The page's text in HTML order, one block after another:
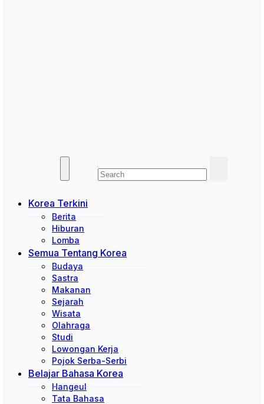
Korea Terkini
Berita
Hiburan
Lomba
Semua Tentang Korea
Budaya
Sastra
Makanan
Sejarah
Wisata
Olahraga
Studi
Lowongan Kerja
Pojok Serba-Serbi
Belajar Bahasa Korea
Hangeul
Tata Bahasa